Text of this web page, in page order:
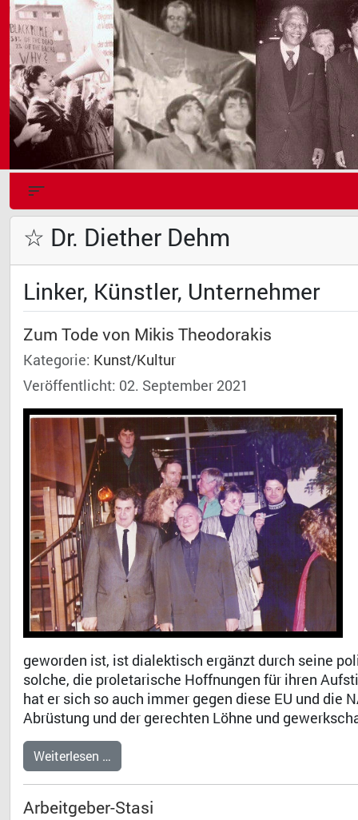
☆ Dr. Diether Dehm
Linker, Künstler, Unternehmer
Zum Tode von Mikis Theodorakis
Kategorie: Kunst/Kultur
Veröffentlicht: 02. September 2021
geworden ist, ist dialektisch ergänzt durch seine
solche, die proletarische Hoffnungen für ihren
hat er sich so auch immer gegen diese EU und die
Abrüstung und der gerechten Löhne und
Weiterlesen …
Arbeitgeber-Stasi